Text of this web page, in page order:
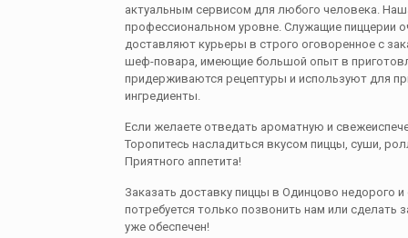
актуальным сервисом для любого человека.
профессиональном уровне. Служащие пиццерии
доставляют курьеры в строго оговоренное с
шеф-повара, имеющие большой опыт в
придерживаются рецептуры и используют для
ингредиенты.
Если желаете отведать ароматную и
Торопитесь насладиться вкусом пиццы, суши,
Приятного аппетита!
Заказать доставку пиццы в Одинцовo недорого
потребуется только позвонить нам или сделать
уже обеспечен!